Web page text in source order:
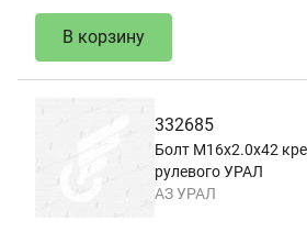
В корзину
332685
Болт М16х2.0х42
рулевого УРАЛ
АЗ УРАЛ